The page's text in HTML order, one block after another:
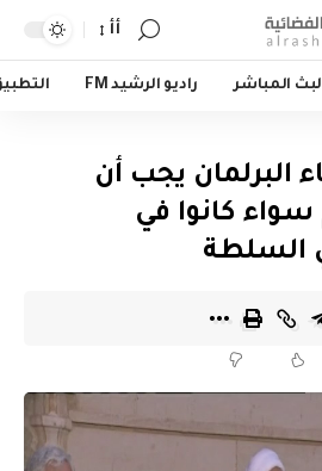
أأ
المباشر راديو الرشيد FM
البرلمان يجب أن
كانوا في
السلطة